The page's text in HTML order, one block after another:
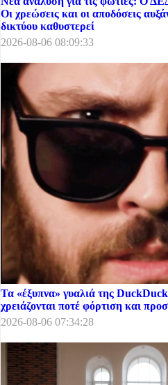
Οι χρεώσεις και οι αποδόσεις
δικτύου καθυστερεί
2026-08-06 08:09:33
Τα «έξυπνα» γυαλιά της
χρειάζονται ποτέ φόρτιση και
2026-08-06 07:34:28